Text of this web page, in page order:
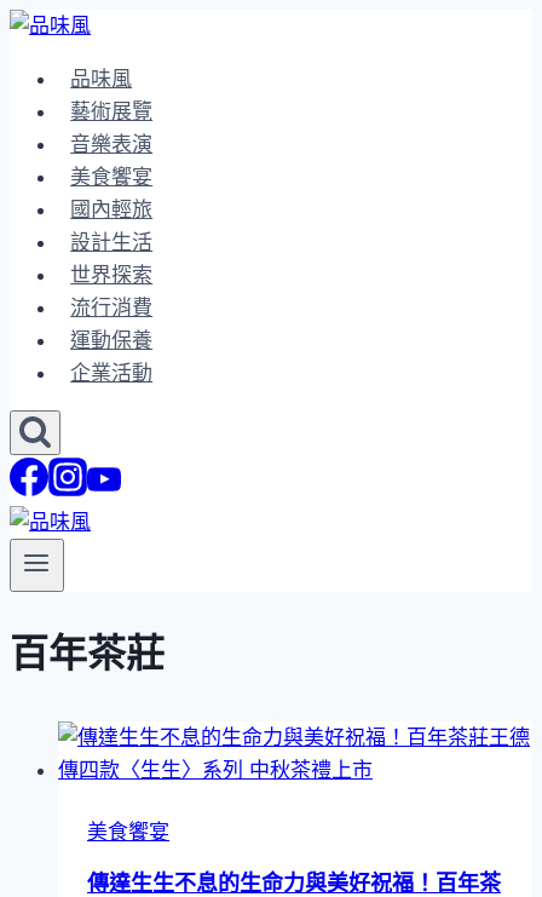
Skip
content品味風
藝術展覽
音樂表演
美食饗宴
國內輕旅
設計生活
世界探索
流行消費
運動保養
企業活動
百年茶莊
美食饗宴
傳達生生不息的生命力與美好祝福！百年茶